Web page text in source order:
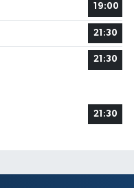
19:00
21:30
21:30
21:30